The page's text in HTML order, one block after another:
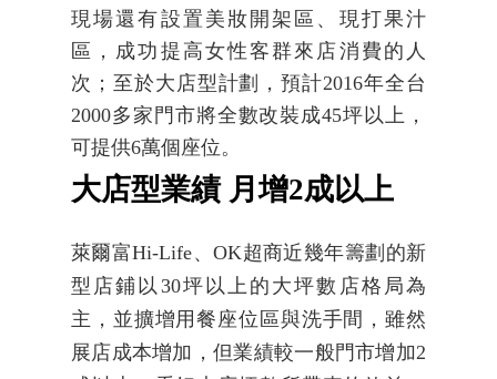
現場還有設置美妝開架區、現打果汁
區，成功提高女性客群來店消費的人
次；至於大店型計劃，預計2016年全台
2000多家門市將全數改裝成45坪以上，
可提供6萬個座位。
大店型業績 月增2成以上
萊爾富Hi-Life、OK超商近幾年籌劃的新
型店鋪以30坪以上的大坪數店格局為
主，並擴增用餐座位區與洗手間，雖然
展店成本增加，但業績較一般門市增加2